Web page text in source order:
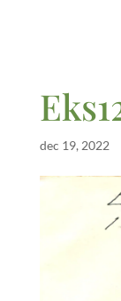
dec 19, 2022